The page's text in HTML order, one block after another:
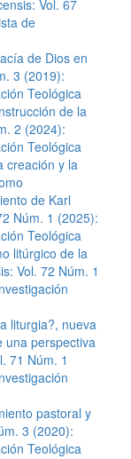
Vol. 67
de
de Dios en
3 (2019):
Teológica
de la
2 (2024):
Teológica
creación y la
de Karl
Núm. 1 (2025):
Teológica
litúrgico de la
Vol. 72 Núm. 1
liturgia?, nueva
una perspectiva
71 Núm. 1
pastoral y
3 (2020):
Teológica